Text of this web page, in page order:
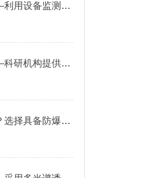
便携式气象观测站—利用设备监测气象状况，为探险和科研活动提供保障
松材线虫检测系统—科研机构提供研究工具，研究线虫生物学特性、传播机制
防爆气象站怎么选？选择具备防爆材质组成具备高等级防爆证书设备